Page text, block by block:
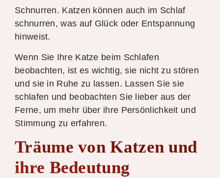
Schnurren. Katzen können auch im Schlaf
schnurren, was auf Glück oder Entspannung
hinweist.
Wenn Sie Ihre Katze beim Schlafen
beobachten, ist es wichtig, sie nicht zu stören
und sie in Ruhe zu lassen. Lassen Sie sie
schlafen und beobachten Sie lieber aus der
Ferne, um mehr über ihre Persönlichkeit und
Stimmung zu erfahren.
Träume von Katzen und
ihre Bedeutung